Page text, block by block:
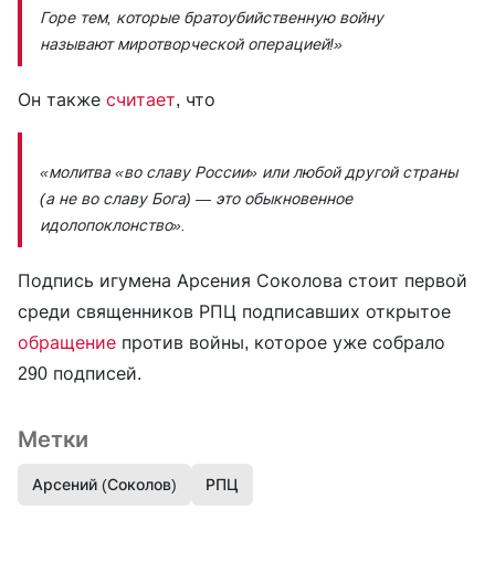
Горе тем, которые братоубийственную войну
называют миротворческой операцией!»
Он также считает, что
«молитва «во славу России» или любой другой страны
(а не во славу Бога) — это обыкновенное
идолопоклонство».
Подпись игумена Арсения Соколова стоит первой
среди священников РПЦ подписавших открытое
обращение против войны, которое уже собрало
290 подписей.
Метки
Арсений (Соколов) РПЦ